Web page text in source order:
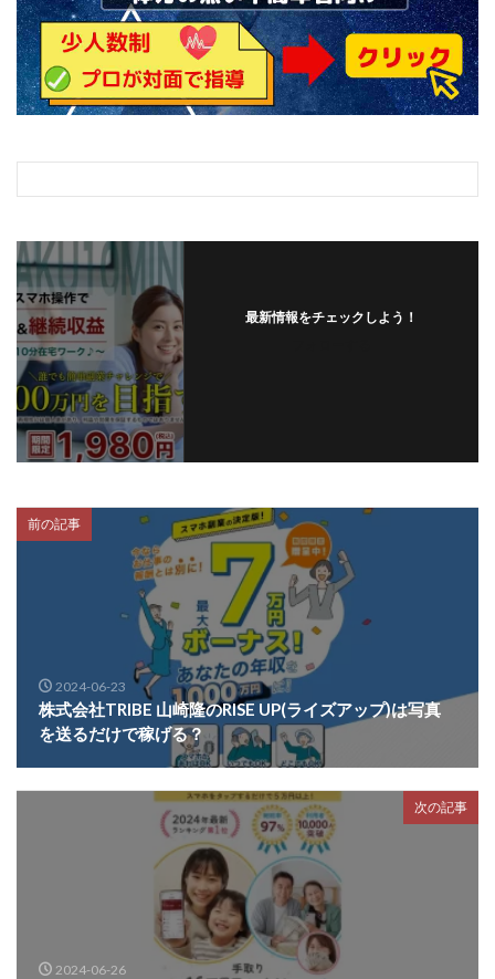
最新情報をチェックしよう！
前の記事
2024-06-23
株式会社TRIBE 山崎隆のRISE UP(ライズアップ)は写真
を送るだけで稼げる？
次の記事
2024-06-26
ワークホップ(Work Hop)
ワールドリユースシステム
マネーの湖
マックス岩井
フェールNaviシステム
ニューイヤーパラダイス
はじめての資産運用
はるかコーチング
マスターピース(MASTER PIECE)
フォトレ
フォリオJP(Folio)
プラチナメソッド2024
フラットワーク
フルーツ(スマホをタップするだけ!?)
김 가싸
検索